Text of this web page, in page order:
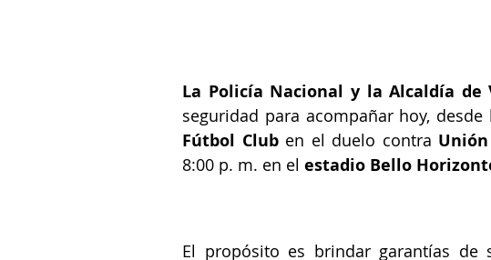
La Policía Nacional y la Alcaldía de
seguridad para acompañar hoy,
Fútbol Club en el duelo contra
8:00 p. m. en el estadio Bello Horizonte
El propósito es brindar garantías de